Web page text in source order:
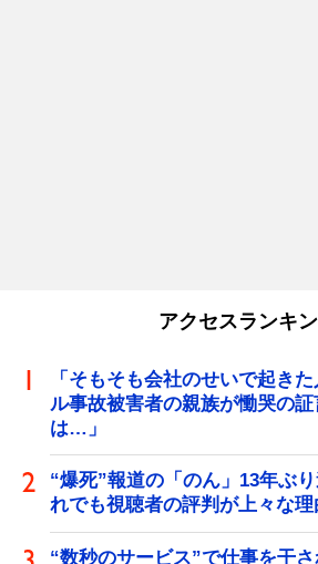
アクセスランキ
「そもそも会社のせいで起き
ル事故被害者の親族が慟哭の
は…」
“爆死”報道の「のん」13年ぶ
れでも視聴者の評判が上々な理
“数秒のサービス”で仕事を干